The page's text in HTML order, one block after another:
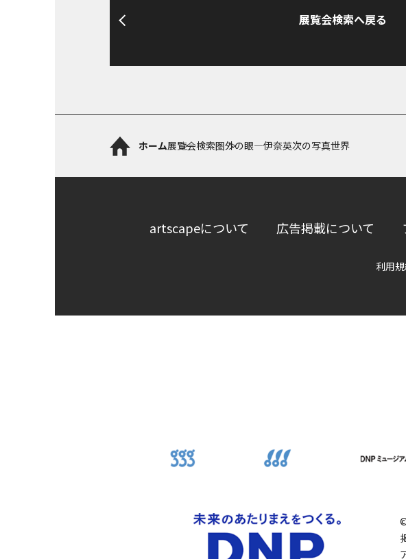
展覧会検索へ戻る
ホーム展覧会検索圏外の眼―伊奈英次の写真世界
artscapeについて 広告掲載について
利用